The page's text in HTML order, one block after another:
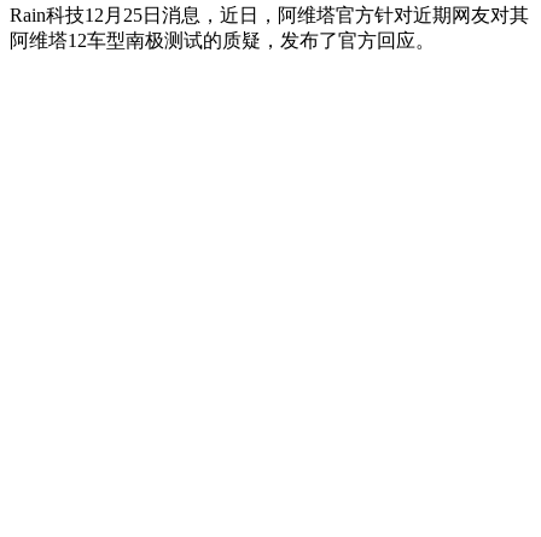
Rain科技12月25日消息，近日，阿维塔官方针对近期网友对其
阿维塔12车型南极测试的质疑，发布了官方回应。